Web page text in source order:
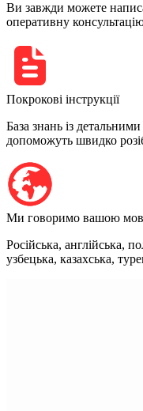
Ви завжди можете
оперативну
Покрокові інструкції
База знань із
допоможуть швидко
Ми говоримо вашою
Російська, англійська,
узбецька, казахська,